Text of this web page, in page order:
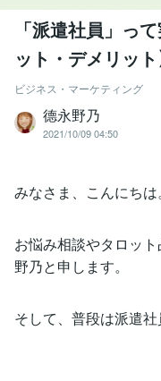
「派遣社員」っ
ット・デメリット
ビジネス・マーケティング
德永野乃
2021/10/09 04:50
みなさま、こんにちは。
お悩み相談やタロット
野乃と申します。
そして、普段は派遣社